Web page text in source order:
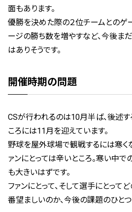
面もあります。
優勝を決めた際の２位チームとのゲ
ージの勝ち数を増やすなど、今後ま
はありそうです。
開催時期の問題
CSが行われるのは10月半ば、後述
ころには11月を迎えています。
野球を屋外球場で観戦するには寒く
ァンにとっては辛いところ。寒い中
も大きいはずです。
ファンにとって、そして選手にとって
番望ましいのか、今後の課題のひとつ